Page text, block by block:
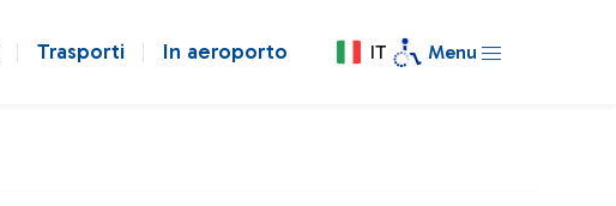
Trasporti In aeroporto IT Menu